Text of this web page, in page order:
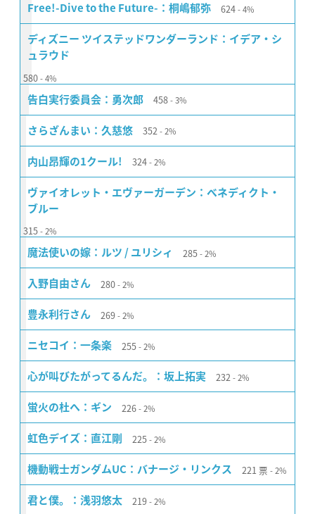
Free!-Dive to the Future-：桐嶋郁弥 624 4%
ディズニー ツイステッドワンダーランド：イデア・シ
ュラウド
580 4%
告白実行委員会：勇次郎 458 3%
さらざんまい：久慈悠 352 2%
内山昂輝の1クール! 324 2%
ヴァイオレット・エヴァーガーデン：べネディクト・
ブルー
315 2%
魔法使いの嫁：ルツ / ユリシィ 285 2%
入野自由さん 280 2%
豊永利行さん 269 2%
ニセコイ：一条楽 255 2%
心が叫びたがってるんだ。：坂上拓実 232 2%
蛍火の杜へ：ギン 226 2%
虹色デイズ：直江剛 225 2%
機動戦士ガンダムUC：バナージ・リンクス 221 票 2%
君と僕。：浅羽悠太 219 2%